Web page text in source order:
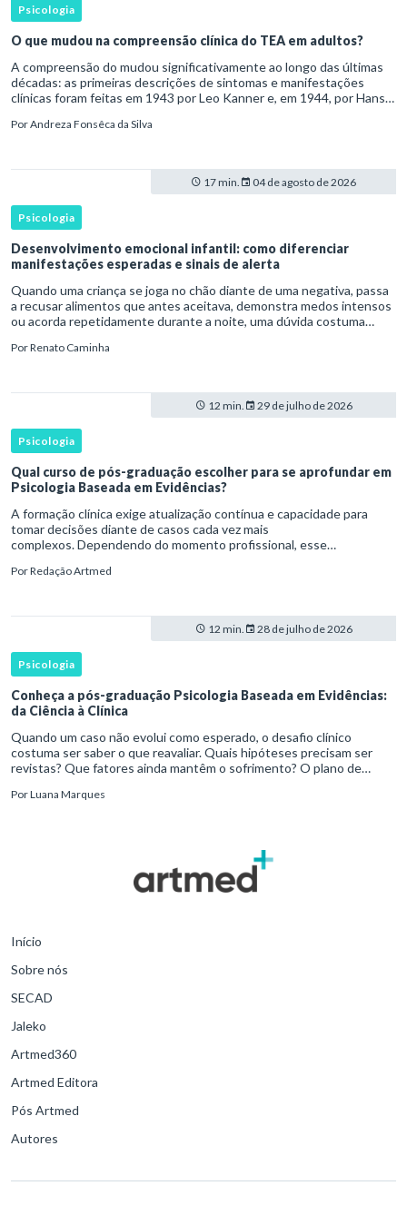
Psicologia
O que mudou na compreensão clínica do TEA em adultos?
A compreensão do mudou significativamente ao longo das últimas
décadas: as primeiras descrições de sintomas e manifestações
clínicas foram feitas em 1943 por Leo Kanner e, em 1944, por Hans
PorAndreza Fonsêca da Silva
17 min. 04 de agosto de 2026
Psicologia
Desenvolvimento emocional infantil: como diferenciar
manifestações esperadas e sinais de alerta
Quando uma criança se joga no chão diante de uma negativa, passa
a recusar alimentos que antes aceitava, demonstra medos intensos
ou acorda repetidamente durante a noite, uma dúvida costuma
PorRenato Caminha
12 min. 29 de julho de 2026
Psicologia
Qual curso de pós-graduação escolher para se aprofundar em
Psicologia Baseada em Evidências?
A formação clínica exige atualização contínua e capacidade para
tomar decisões diante de casos cada vez mais
complexos. Dependendo do momento profissional, esse
aprofundamento em ou a especializaçã
PorRedação Artmed
12 min. 28 de julho de 2026
Psicologia
Conheça a pós-graduação Psicologia Baseada em Evidências:
da Ciência à Clínica
Quando um caso não evolui como esperado, o desafio clínico
costuma ser saber o que reavaliar. Quais hipóteses precisam ser
revistas? Que fatores ainda mantêm o sofrimento? O plano de
necessidades d
PorLuana Marques
Início
Sobre nós
SECAD
Jaleko
Artmed360
Artmed Editora
Pós Artmed
Autores